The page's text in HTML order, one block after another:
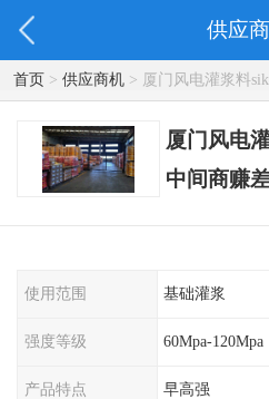
供应
首页> 供应商机> 厦门风电灌浆料
厦门风电
中间商赚
使用范围 基础灌浆
强度等级 60Mpa-120Mpa
产品特点 早高强